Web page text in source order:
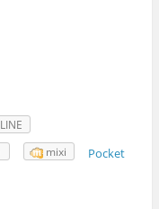
LINE
mixi Pocket